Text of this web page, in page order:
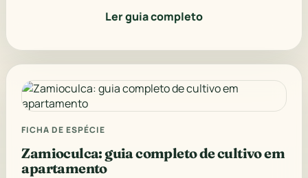
Ler guia completo
FICHA DE ESPÉCIE
Zamioculca: guia completo de cultivo em
apartamento